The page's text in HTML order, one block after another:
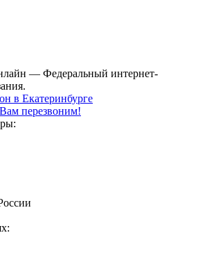
— Федеральный интернет-
в Екатеринбурге
перезвоним!